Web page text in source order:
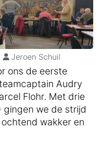
Jeroen Schuil
ons de eerste
Audry
Flohr. Met drie
gingen we de strijd
wakker en